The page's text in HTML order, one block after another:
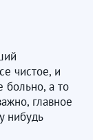
чистое, и
больно, а то
главное
нибудь